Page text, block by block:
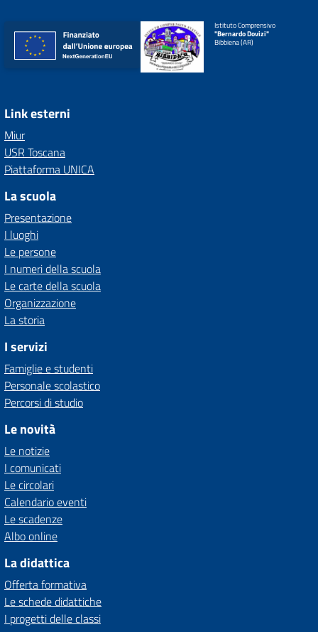
Istituto Comprensivo
"Bernardo Dovizi"
Bibbiena (AR)
Link esterni
Miur
USR Toscana
Piattaforma UNICA
La scuola
Presentazione
I luoghi
Le persone
I numeri della scuola
Le carte della scuola
Organizzazione
La storia
I servizi
Famiglie e studenti
Personale scolastico
Percorsi di studio
Le novità
Le notizie
I comunicati
Le circolari
Calendario eventi
Le scadenze
Albo online
La didattica
Offerta formativa
Le schede didattiche
I progetti delle classi